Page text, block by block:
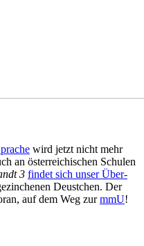
wird jetzt nicht mehr
an österreichischen Schulen
3 findet sich unser Über-
Deustchen. Der
auf dem Weg zurmmU!